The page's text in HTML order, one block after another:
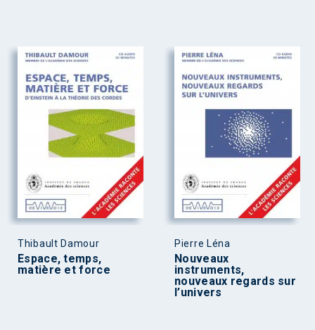
Thibault Damour
Espace, temps,
matière et force
Pierre Léna
Nouveaux
instruments,
nouveaux regards sur
l’univers